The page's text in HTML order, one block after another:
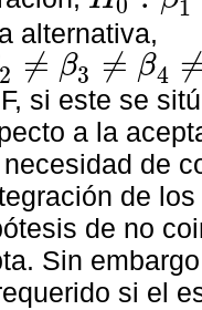
0 1
H0:β1= 2 β3=β
alternativa,
≠ β3 ≠ β4
si este se
a la
de
de
de no
Sin
si el